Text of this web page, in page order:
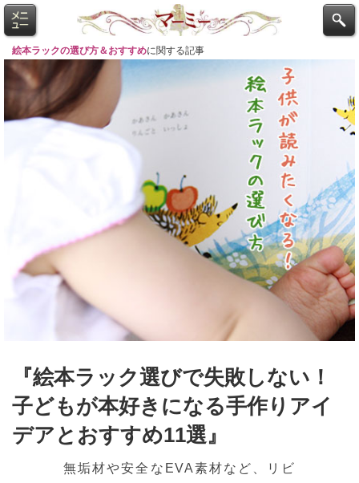
絵本ラックの選び方＆おすすめに関する記事
『絵本ラック選びで失敗しない！
子どもが本好きになる手作りアイ
デアとおすすめ11選』
無垢材や安全なEVA素材など、リビ